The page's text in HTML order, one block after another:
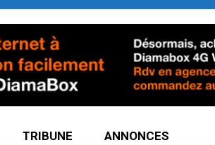
TRIBUNE ANNONCES